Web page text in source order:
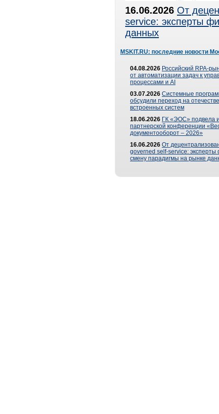
16.06.2026 От
service: эксперты
данных
MSKIT.RU: последние новости
04.08.2026 Российский RPA-
от автоматизации задач к
процессами и AI
03.07.2026 Системные
обсудили переход на
встроенных систем
18.06.2026 ГК «ЭОС» подвела
партнерской конференции
документооборот – 2026»
16.06.2026 От
governed self-service: эксперты
смену парадигмы на рынке